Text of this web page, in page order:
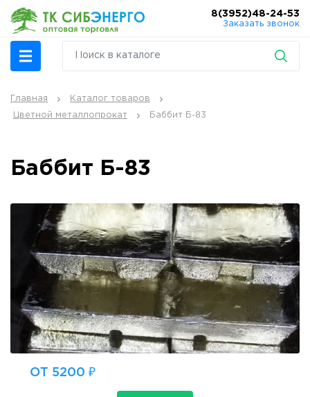
8(3952)48-24-53
Заказать звонок
Главная Каталог товаров
Цветной металлопрокат Баббит Б-83
Баббит Б-83
ОТ 5200 ₽